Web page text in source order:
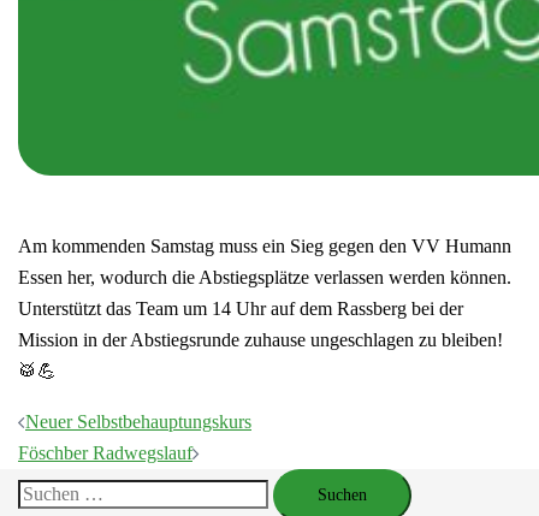
Am kommenden Samstag muss ein Sieg gegen den VV Humann
Essen her, wodurch die Abstiegsplätze verlassen werden können.
Unterstützt das Team um 14 Uhr auf dem Rassberg bei der
Mission in der Abstiegsrunde zuhause ungeschlagen zu bleiben!
🥁💪
Beitragsnavigation
Neuer Selbstbehauptungskurs
Föschber Radwegslauf
Suchen